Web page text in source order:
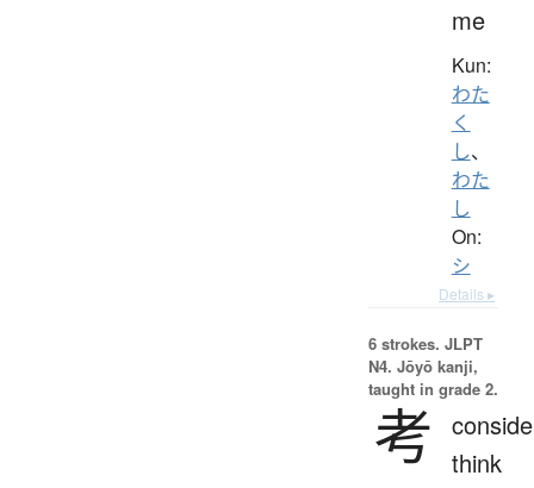
me
Kun:
わた
く
し、
わた
し
On:
シ
Details ▸
6 strokes. JLPT
N4. Jōyō kanji,
taught in grade 2.
考
think